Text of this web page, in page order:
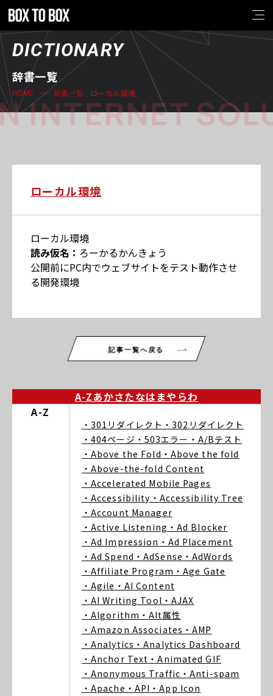
DICTIONARY
辞書一覧
HOME 辞書一覧 ローカル環境
INTERNET
ローカル環境
ローカル環境
読み仮名： ろーかるかんきょう
公開前にPC内でウェブサイトをテスト動作させ
る開発環境
記事一覧へ戻る
A-Zあかさたなは まや らわ
A-Z
・301リダイレクト ・302リダイレクト
・404ページ ・503エラー ・A/Bテスト
・Above the Fold ・Above the fold
・Above-the-fold Content
・Accelerated Mobile Pages
・Accessibility ・Accessibility Tree
・Account Manager
・Active Listening ・Ad Blocker
・Ad Impression ・Ad Placement
・Ad Spend ・AdSense ・AdWords
・Affiliate Program ・Age Gate
・Agile ・AI Content
・AI Writing Tool ・AJAX
・Algorithm ・Alt属性
・Amazon Associates ・AMP
・Analytics ・Analytics Dashboard
・Anchor Text ・Animated GIF
・Anonymous Traffic ・Anti-spam
・Apache ・API ・App Icon